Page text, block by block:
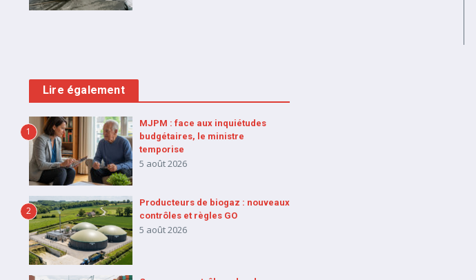
Lire également
1
MJPM : face aux inquiétudes
budgétaires, le ministre
temporise
5 août 2026
2
Producteurs de biogaz : nouveaux
contrôles et règles GO
5 août 2026